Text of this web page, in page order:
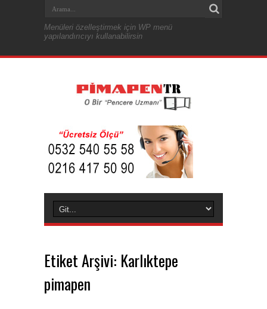
Menüleri özelleştirmek için WP menü
yapılandırıcıyı kullanabilirsin
Etiket Arşivi: Karlıktepe
pimapen